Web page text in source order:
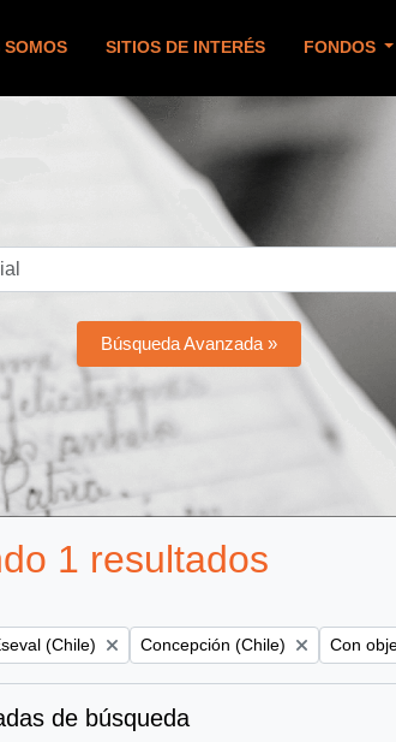
SOMOS SITIOS DE INTERÉS FONDOS
Búsqueda Avanzada »
1 resultados
(Chile) Remove filter:
Concepción (Chile) Con
de búsqueda